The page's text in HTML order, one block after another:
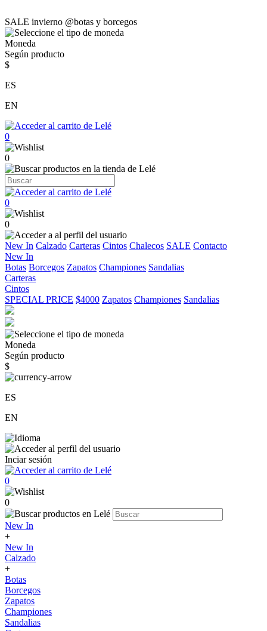
SALE invierno @botas y borcegos
Moneda
Según producto
$
ES
EN
0
0
0
0
New In Calzado Carteras Cintos Chalecos SALE Contacto
New In
Botas Borcegos Zapatos Championes Sandalias
Carteras
Cintos
SPECIAL PRICE $4000 Zapatos Championes Sandalias
Moneda
Según producto
$
ES
EN
Inciar sesión
0
0
New In
+
New In
Calzado
+
Botas
Borcegos
Zapatos
Championes
Sandalias